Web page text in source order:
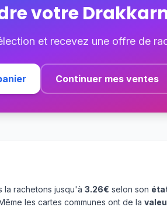
votre
et recevez une offre de
Continuer mes ventes
la rachetons jusqu'à 3.26€ selon son
les cartes communes ont de la